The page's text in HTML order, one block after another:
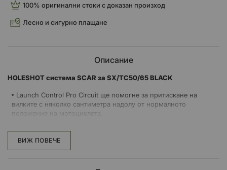
100% оригинални стоки с доказан произход
Лесно и сигурно плащане
Описание
HOLESHOT система SCAR за SX/TC50/65 BLACK
Launch Control Pro Circuit ще помогне за притискане на
вилките с няколко сантиметра надолу от нормалното
положение на мотоциклета.
голямото натоварване ще бъде поставено върху предната част,
а не върху задната, което ще намали вероятността от
повдигане на колело
ВИЖ ПОВЕЧЕ